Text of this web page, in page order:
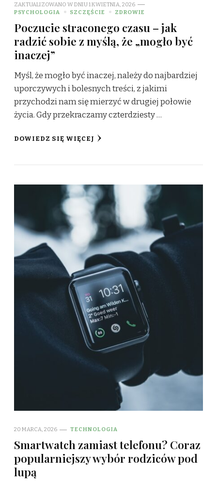
ZAKTUALIZOWANO W DNIU1 KWIETNIA, 2026
PSYCHOLOGIA
SZCZĘŚCIE ZDROWIE
Poczucie straconego czasu – jak
radzić sobie z myślą, że „mogło być
inaczej”
Myśl, że mogło być inaczej, należy do najbardziej
uporczywych i bolesnych treści, z jakimi
przychodzi nam się mierzyć w drugiej połowie
życia. Gdy przekraczamy czterdziesty …
DOWIEDZ SIĘ WIĘCEJ
20 MARCA, 2026 TECHNOLOGIA
Smartwatch zamiast telefonu? Coraz
popularniejszy wybór rodziców pod
lupą